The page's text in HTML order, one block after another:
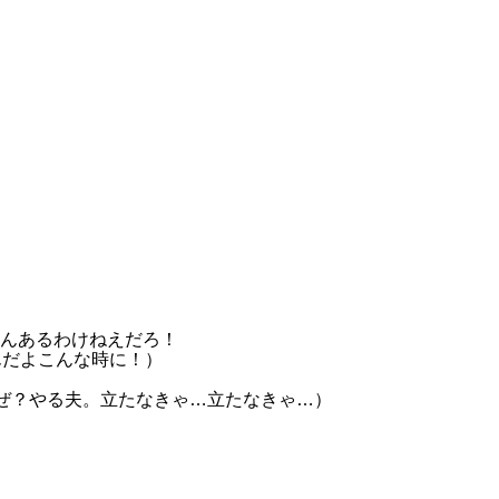
だろ！
に！）
ゃ…立たなきゃ…）